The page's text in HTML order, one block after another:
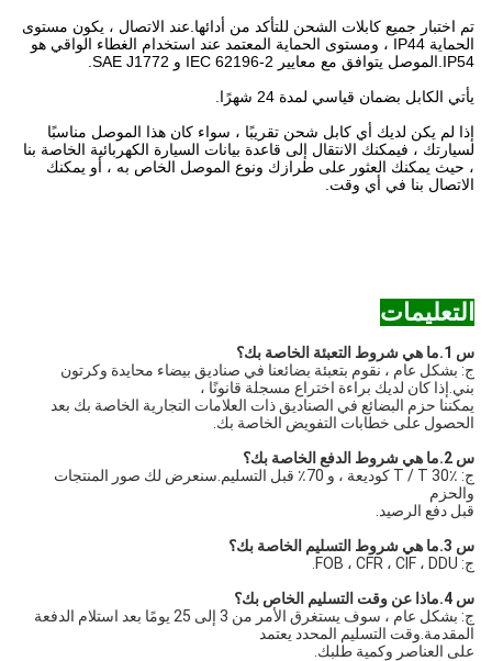
تم اختبار جميع كابلات الشحن للتأكد من أدائها.عند الاتصال ، يكون مستوى
الحماية IP44 ، ومستوى الحماية المعتمد عند استخدام الغطاء الواقي هو
IP54.الموصل يتوافق مع معايير IEC 62196-2 و SAE J1772.
يأتي الكابل بضمان قياسي لمدة 24 شهرًا.
إذا لم يكن لديك أي كابل شحن تقريبًا ، سواء كان هذا الموصل مناسبًا
لسيارتك ، فيمكنك الانتقال إلى قاعدة بيانات السيارة الكهربائية الخاصة بنا
، حيث يمكنك العثور على طرازك ونوع الموصل الخاص به ، أو يمكنك
الاتصال بنا في أي وقت.
التعليمات
س 1.ما هي شروط التعبئة الخاصة بك؟
ج: بشكل عام ، نقوم بتعبئة بضائعنا في صناديق بيضاء محايدة وكرتون
بني.إذا كان لديك براءة اختراع مسجلة قانونًا ،
يمكننا حزم البضائع في الصناديق ذات العلامات التجارية الخاصة بك بعد
الحصول على خطابات التفويض الخاصة بك.
س 2.ما هي شروط الدفع الخاصة بك؟
ج: T / T 30٪ كوديعة ، و 70٪ قبل التسليم.سنعرض لك صور المنتجات
والحزم
قبل دفع الرصيد.
س 3.ما هي شروط التسليم الخاصة بك؟
ج: FOB ، CFR ، CIF ، DDU.
س 4.ماذا عن وقت التسليم الخاص بك؟
ج: بشكل عام ، سوف يستغرق الأمر من 3 إلى 25 يومًا بعد استلام الدفعة
المقدمة.وقت التسليم المحدد يعتمد
على العناصر وكمية طلبك.